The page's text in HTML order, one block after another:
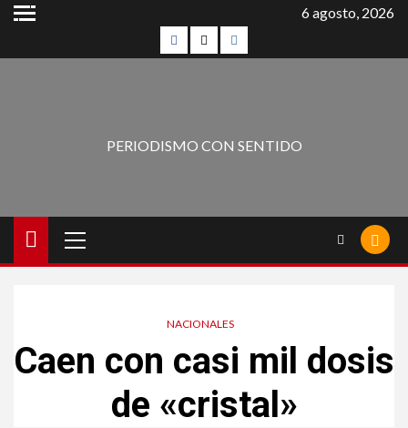
6 agosto, 2026
PERIODISMO CON SENTIDO
NACIONALES
Caen con casi mil dosis
de «cristal»